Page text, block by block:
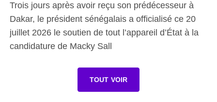
Trois jours après avoir reçu son prédécesseur à
Dakar, le président sénégalais a officialisé ce 20
juillet 2026 le soutien de tout l’appareil d’État à la
candidature de Macky Sall
TOUT VOIR